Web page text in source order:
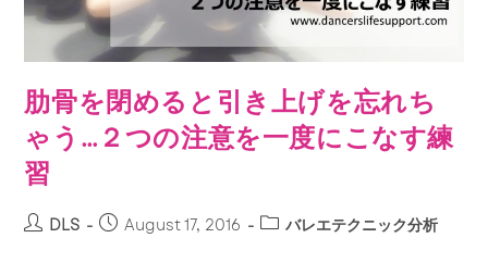
肋骨を閉めると引き上げを忘れち
ゃう…２つの注意を一度にこなす練
習
DLS August 17, 2016 バレエテクニック分析